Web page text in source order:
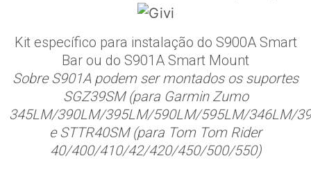
Kit específico para instalação do S900A Smart
Bar ou do S901A Smart Mount
Sobre S901A podem ser montados os suportes
SGZ39SM (para Garmin Zumo
345LM/390LM/395LM/590LM/595LM/346LM/
e STTR40SM (para Tom Tom Rider
40/400/410/42/420/450/500/550)